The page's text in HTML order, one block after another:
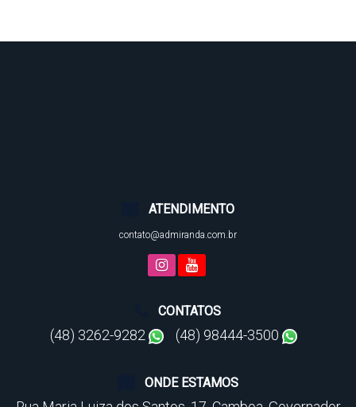
ATENDIMENTO
contato@admiranda.com.br
CONTATOS
(48) 3262-9282 (48) 98444-3500
ONDE ESTAMOS